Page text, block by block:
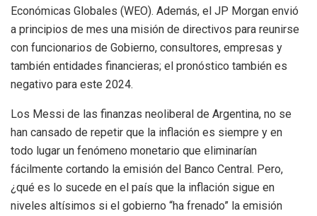
Económicas Globales (WEO). Además, el JP Morgan envió
a principios de mes una misión de directivos para reunirse
con funcionarios de Gobierno, consultores, empresas y
también entidades financieras; el pronóstico también es
negativo para este 2024.
Los Messi de las finanzas neoliberal de Argentina, no se
han cansado de repetir que la inflación es siempre y en
todo lugar un fenómeno monetario que eliminarían
fácilmente cortando la emisión del Banco Central. Pero,
¿qué es lo sucede en el país que la inflación sigue en
niveles altísimos si el gobierno “ha frenado” la emisión